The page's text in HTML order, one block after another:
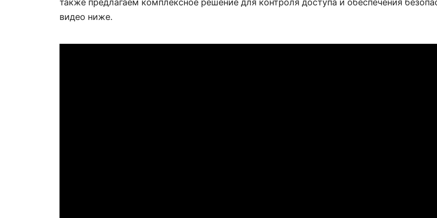
также предлагаем комплексное решение для контроля доступа и обеспечения
видео ниже.